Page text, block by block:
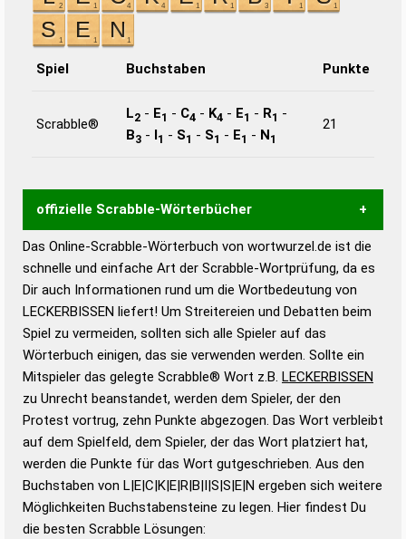
Spiel Buchstaben Punkte
Scrabble®
L2 - E1 - C4 - K4 - E1 - R1 -
B3 - I1 - S1 - S1 - E1 - N1
21
offizielle Scrabble-Wörterbücher
Wortwurzel liefert mit Hilfe eines semantischen
Wortanalyse-Algorithmus gute Anhaltspunkte zu
Wortbedeutung, Worttrennung und Wortform, um die
Gültigkeit eines Wortes für das Scrabble-Spiel zu
bestimmen! zugelassene Turnier Scrabble-
Wörterbücher sind:
Duden – Standardwerk in 12 Bänden
Duden – Richtiges und gutes
Deutsch
Duden – Die deutsche Grammatik
Duden – Deutsches
Das Online-Scrabble-Wörterbuch von wortwurzel.de ist die
schnelle und einfache Art der Scrabble-Wortprüfung, da es
Dir auch Informationen rund um die Wortbedeutung von
LECKERBISSEN liefert! Um Streitereien und Debatten beim
Spiel zu vermeiden, sollten sich alle Spieler auf das
Wörterbuch einigen, das sie verwenden werden. Sollte ein
Mitspieler das gelegte Scrabble® Wort z.B. LECKERBISSEN
zu Unrecht beanstandet, werden dem Spieler, der den
Protest vortrug, zehn Punkte abgezogen. Das Wort verbleibt
auf dem Spielfeld, dem Spieler, der das Wort platziert hat,
werden die Punkte für das Wort gutgeschrieben. Aus den
Buchstaben von L|E|C|K|E|R|B|I|S|S|E|N ergeben sich weitere
Möglichkeiten Buchstabensteine zu legen. Hier findest Du
die besten Scrabble Lösungen: